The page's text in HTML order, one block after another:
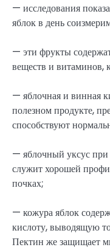
— исследования
яблок в день
— эти фрукты
веществ и витаминов,
— яблочная и винная
полезном продукте,
способствуют
— яблочный уксус при
служит хорошей
почках;
— кожура яблок
кислоту, выводящую
Пектин же защищает